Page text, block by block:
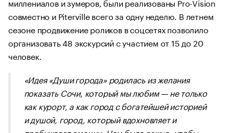
совместно и Piterville всего за одну неделю. В летнем
сезоне продвижение роликов в соцсетях позволило
организовать 48 экскурсий с участием от 15 до 20
человек.
«Идея «Души города» родилась из желания
показать Сочи, который мы любим — не только
как курорт, а как город с богатейшей историей
и душой, город, который вдохновляет и